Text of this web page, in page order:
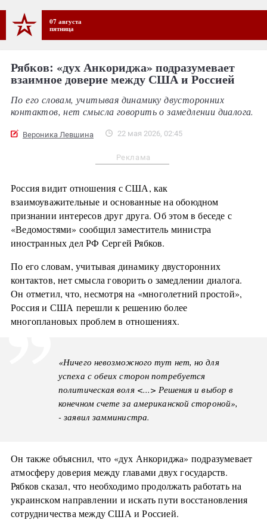
07 августа
пятница
Рябков: «дух Анкориджа» подразумевает
взаимное доверие между США и Россией
По его словам, учитывая динамику двусторонних
контактов, нет смысла говорить о замедлении диалога.
Вероника Левшина 22 мая 2026, 02:45
Реклама
Россия видит отношения с США, как
взаимоуважительные и основанные на обоюдном
признании интересов друг друга. Об этом в беседе с
«Ведомостями» сообщил заместитель министра
иностранных дел РФ Сергей Рябков.
По его словам, учитывая динамику двусторонних
контактов, нет смысла говорить о замедлении диалога.
Он отметил, что, несмотря на «многолетний простой»,
Россия и США перешли к решению более
многоплановых проблем в отношениях.
«Ничего невозможного тут нет, но для
успеха с обеих сторон потребуется
политическая воля <...> Решения и выбор в
конечном счете за американской стороной»,
- заявил замминистра.
Он также объяснил, что «дух Анкориджа» подразумевает
атмосферу доверия между главами двух государств.
Рябков сказал, что необходимо продолжать работать на
украинском направлении и искать пути восстановления
сотрудничества между США и Россией.